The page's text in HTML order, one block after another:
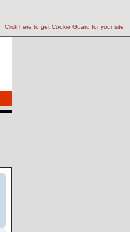
Click here to get Cookie Guard for your site